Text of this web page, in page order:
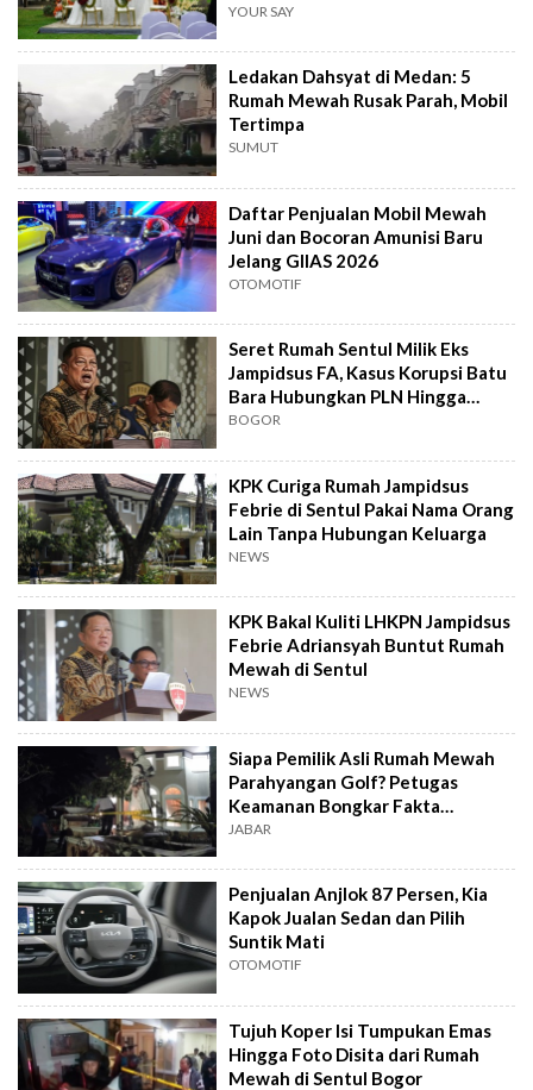
YOUR SAY
Ledakan Dahsyat di Medan: 5
Rumah Mewah Rusak Parah, Mobil
Tertimpa
SUMUT
Daftar Penjualan Mobil Mewah
Juni dan Bocoran Amunisi Baru
Jelang GIIAS 2026
OTOMOTIF
Seret Rumah Sentul Milik Eks
Jampidsus FA, Kasus Korupsi Batu
Bara Hubungkan PLN Hingga
Asabri
BOGOR
KPK Curiga Rumah Jampidsus
Febrie di Sentul Pakai Nama Orang
Lain Tanpa Hubungan Keluarga
NEWS
KPK Bakal Kuliti LHKPN Jampidsus
Febrie Adriansyah Buntut Rumah
Mewah di Sentul
NEWS
Siapa Pemilik Asli Rumah Mewah
Parahyangan Golf? Petugas
Keamanan Bongkar Fakta
Mengejutkan
JABAR
Penjualan Anjlok 87 Persen, Kia
Kapok Jualan Sedan dan Pilih
Suntik Mati
OTOMOTIF
Tujuh Koper Isi Tumpukan Emas
Hingga Foto Disita dari Rumah
Mewah di Sentul Bogor